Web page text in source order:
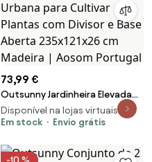
73,99 €
Outsunny Jardinheira Elevada
em Madeira Horta Urbana para
Cultivar Plantas com Divisor e
Madeira | Aosom Portugal
Disponível na lojas virtuais 2
Em stock
Envio grátis